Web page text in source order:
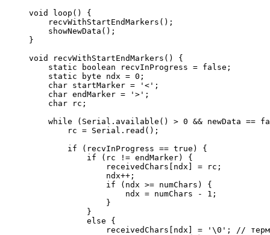
void
loop ( )
{
    recvWithStartEndMarkers
( ) ;
    showNewData
( ) ;
}
void
recvWithStartEndMarkers ( )
{
static boolean recvInProgress = false ;
static byte ndx = 0 ;
char startMarker = '<' ;
char endMarker = '>' ;
char rc ;
while
( Serial. available ( ) > 0 && newData ==
        rc
= Serial. read ( ) ;
if
( recvInProgress == true )
{
if
( rc ! = endMarker)
{
                receivedChars
[ ndx ] = rc ;
                ndx
++ ;
if
( ndx >= numChars )
{
                    ndx
= numChars - 1 ;
}
}
else
{
                receivedChars
[ ndx ] = ' \0 ' ;
//